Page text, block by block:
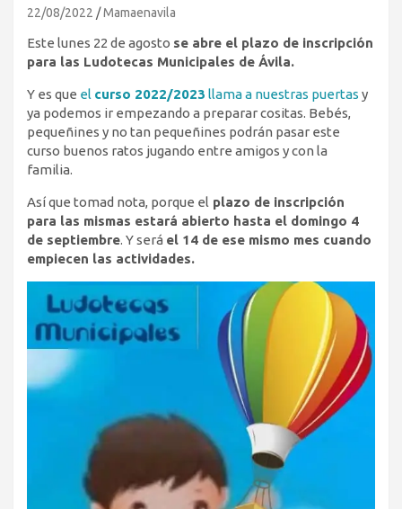
22/08/2022 Mamaenavila
Este lunes 22 de agosto se abre el plazo de inscripción
para las Ludotecas Municipales de Ávila.
Y es que el curso 2022/2023 llama a nuestras puertas y
ya podemos ir empezando a preparar cositas. Bebés,
pequeñines y no tan pequeñines podrán pasar este
curso buenos ratos jugando entre amigos y con la
familia.
Así que tomad nota, porque el plazo de inscripción
para las mismas estará abierto hasta el domingo 4
de septiembre. Y será el 14 de ese mismo mes cuando
empiecen las actividades.